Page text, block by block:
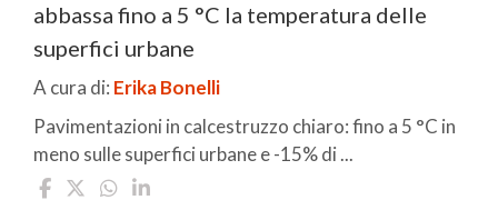
abbassa fino a 5 °C la temperatura delle
superfici urbane
A cura di: Erika Bonelli
Pavimentazioni in calcestruzzo chiaro: fino a 5 °C in
meno sulle superfici urbane e -15% di ...